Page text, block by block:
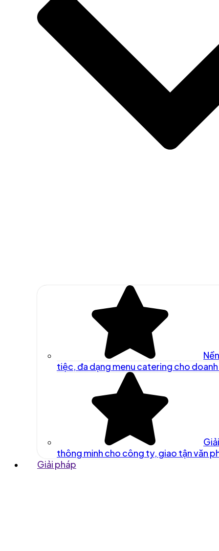
tiệc, đa dạng menu catering cho
thông minh cho công ty, giao tận văn
Giải pháp